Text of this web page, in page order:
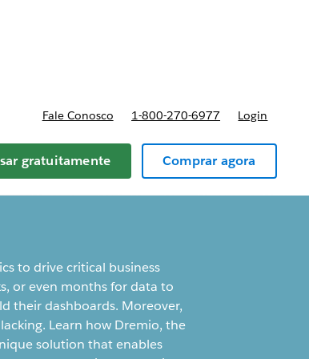
Fale Conosco 1-800-270-6977 Login
gratuitamente Comprar agora
to drive critical business
or even months for data to
their dashboards. Moreover,
Learn how Dremio, the
solution that enables